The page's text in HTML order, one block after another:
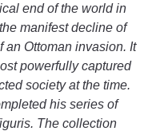
end of the world in
manifest decline of
an Ottoman invasion. It
powerfully captured
society at the time.
his series of
The collection